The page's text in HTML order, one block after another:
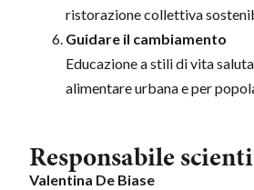
ristorazione collettiva
Guidare il cambiamento
Educazione a stili di vita
alimentare urbana e per
Responsabile
Valentina De Biase